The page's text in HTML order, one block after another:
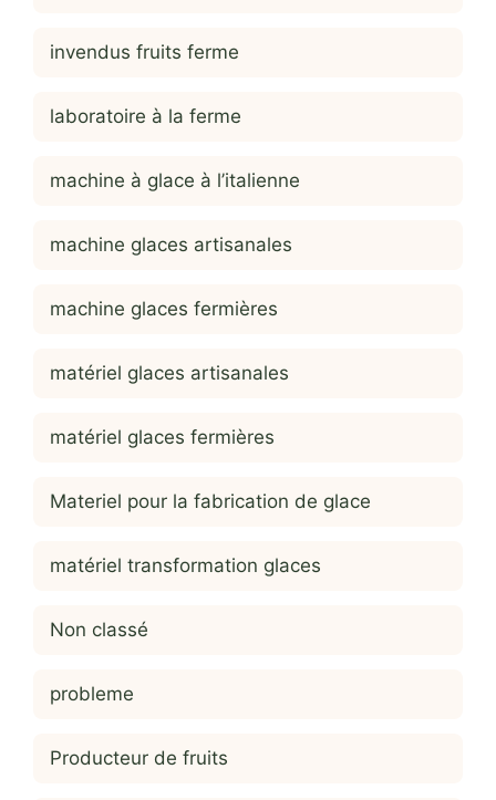
invendus fruits ferme
laboratoire à la ferme
machine à glace à l’italienne
machine glaces artisanales
machine glaces fermières
matériel glaces artisanales
matériel glaces fermières
Materiel pour la fabrication de glace
matériel transformation glaces
Non classé
probleme
Producteur de fruits